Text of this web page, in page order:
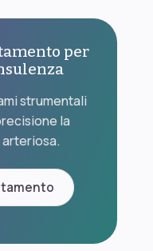
per
strumentali
la
arteriosa.